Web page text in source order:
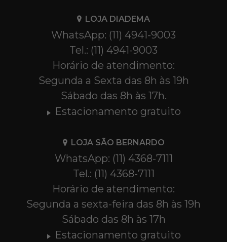
LOJA DIADEMA
WhatsApp: (11) 4941-9003
Tel.: (11) 4941-9003
Horário de atendimento:
Segunda a Sexta das 8h às 19h
Sábado das 8h às 17h.
Estacionamento gratuito
LOJA SÃO BERNARDO
WhatsApp: (11) 4368-7111
Tel.: (11) 4368-7111
Horário de atendimento:
Segunda a sexta-feira das 8h às 19h
Sábado das 8h às 17h
Estacionamento gratuito